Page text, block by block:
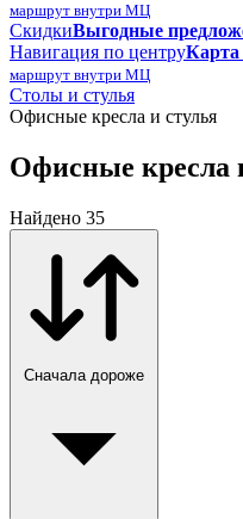
маршрут внутри МЦ
СкидкиВыгодные
Навигация по центруКарта
маршрут внутри МЦ
Столы и стулья
Офисные кресла и стулья
Офисные кресла
Найдено 35
Сначала дороже